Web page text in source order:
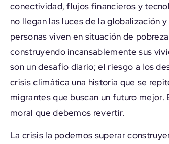
conectividad, flujos financieros y
no llegan las luces de la globalización
personas viven en situación de
construyendo incansablemente sus
son un desafío diario; el riesgo a los
crisis climática una historia que se
migrantes que buscan un futuro
moral que debemos revertir.
La crisis la podemos superar